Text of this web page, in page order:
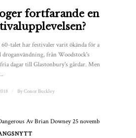
fortfarande en del
talet har festivaler varit ökända för att vara
droganvändning, från Woodstock's
dagar till Glastonbury's gårdar. Men tar folk
ByConor Buckley